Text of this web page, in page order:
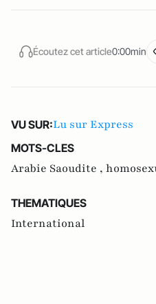
Écoutez cet article0:00min
VU SUR:Lu sur Express
MOTS-CLES
Arabie Saoudite ,
THEMATIQUES
International